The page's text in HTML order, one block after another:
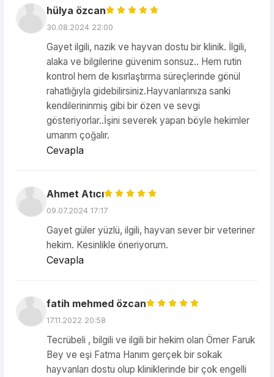
hülya özcan
30.08.2024 22:00
Gayet ilgili, nazik ve hayvan dostu bir klinik. İlgili,
alaka ve bilgilerine güvenim sonsuz.. Hem rutin
kontrol hem de kısırlaştırma süreçlerinde gönül
rahatlığıyla gidebilirsiniz.Hayvanlarınıza sanki
kendilerininmiş gibi bir özen ve sevgi
gösteriyorlar..İşini severek yapan böyle hekimler
umarım çoğalır.
Cevapla
Ahmet Atıcı
09.07.2024 17:17
Gayet güler yüzlü, ilgili, hayvan sever bir veteriner
hekim. Kesinlikle öneriyorum.
Cevapla
fatih mehmed özcan
17.11.2022 20:58
Tecrübeli , bilgili ve ilgili bir hekim olan Ömer Faruk
Bey ve eşi Fatma Hanım gerçek bir sokak
hayvanları dostu olup kliniklerinde bir çok engelli